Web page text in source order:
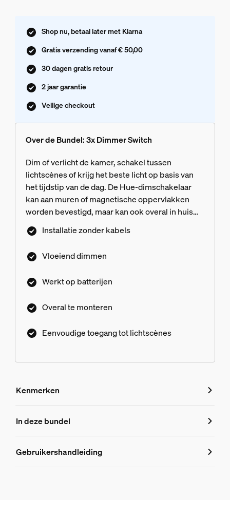
Shop nu, betaal later met Klarna
Gratis verzending vanaf € 50,00
30 dagen gratis retour
2 jaar garantie
Veilige checkout
Over de Bundel: 3x Dimmer Switch
Dim of verlicht de kamer, schakel tussen
lichtscènes of krijg het beste licht op basis van
het tijdstip van de dag. De Hue-dimschakelaar
kan aan muren of magnetische oppervlakken
worden bevestigd, maar kan ook overal in huis
als afstandsbediening worden gebruikt.
Installatie zonder kabels
Vloeiend dimmen
Werkt op batterijen
Overal te monteren
Eenvoudige toegang tot lichtscènes
Kenmerken
Kenmerken
8719514871588
In deze bundel
Gebruikershandleiding